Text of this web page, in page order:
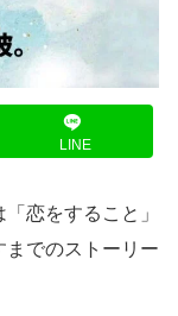
LINE
恋をすること」
までのストーリー